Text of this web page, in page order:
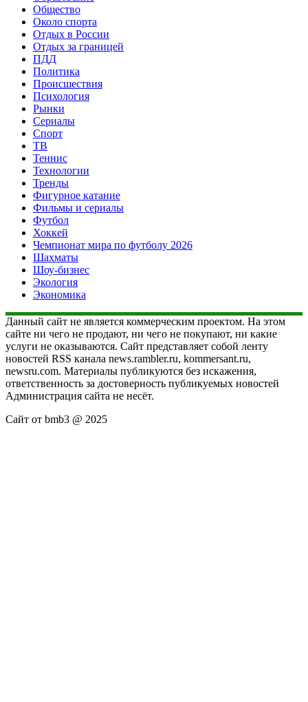
Общество
Около спорта
Отдых в России
Отдых за границей
ПДД
Политика
Происшествия
Психология
Рынки
Сериалы
Спорт
ТВ
Теннис
Технологии
Тренды
Фигурное катание
Фильмы и сериалы
Футбол
Хоккей
Чемпионат мира по футболу 2026
Шахматы
Шоу-бизнес
Экология
Экономика
Данный сайт не является коммерческим проектом. На этом
сайте ни чего не продают, ни чего не покупают, ни какие
услуги не оказываются. Сайт представляет собой ленту
новостей RSS канала news.rambler.ru, kommersant.ru,
newsru.com. Материалы публикуются без искажения,
ответственность за достоверность публикуемых новостей
Администрация сайта не несёт.
Сайт от bmb3 @ 2025